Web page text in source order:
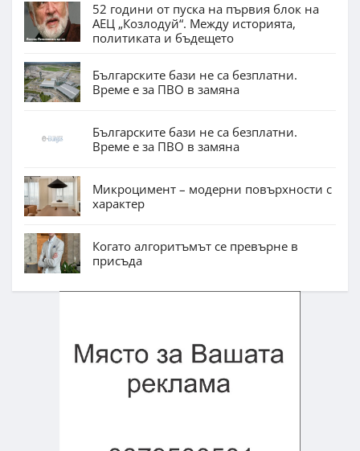
52 години от пуска на първия блок на
АЕЦ „Козлодуй“. Между историята,
политиката и бъдещето
Българските бази не са безплатни.
Време е за ПВО в замяна
Българските бази не са безплатни.
Време е за ПВО в замяна
Микроцимент – модерни повърхности с
характер
Когато алгоритъмът се превърне в
присъда